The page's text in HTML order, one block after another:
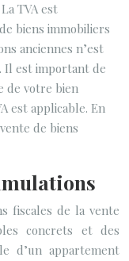
La TVA est
biens immobiliers
anciennes n’est
Il est important de
de votre bien
est applicable. En
de biens
fiscales de la vente
concrets et des
d’un appartement